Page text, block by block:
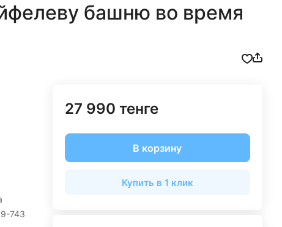
башню во время
743
27 990 тенге
В корзину
Купить в 1 клик